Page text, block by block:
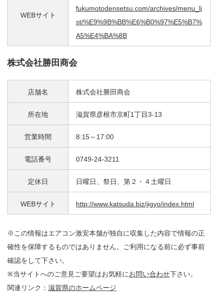
WEBサイト
fukumotodensetsu.com/archives/menu_li
st/%E9%9B%BB%E6%B0%97%E5%B7%
A5%E4%BA%8B
株式会社勝田商会
店舗名 株式会社勝田商会
所在地 滋賀県彦根市京町1丁目3-13
営業時間 8:15～17:00
電話番号 0749-24-3211
定休日 日曜日、祭日、第２・４土曜日
WEBサイト http://www.katsuda.biz/jigyo/index.html
※この情報はエアコン激安本舗が独自に収集した内容で情報の正
確性を保障するものではありません。ご利用になる前に必ず事前
確認をして下さい。
※当サイトへのご意見ご要望はお気軽にお問い合わせ下さい。
関連リンク： 滋賀県のホームページ